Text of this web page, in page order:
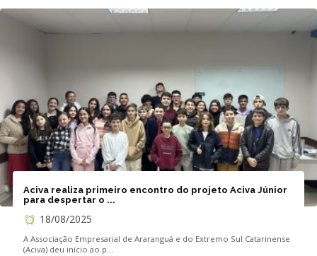
Aciva realiza primeiro encontro do projeto Aciva Júnior
para despertar o ...
18/08/2025
A Associação Empresarial de Araranguá e do Extremo Sul Catarinense
(Aciva) deu início ao p...